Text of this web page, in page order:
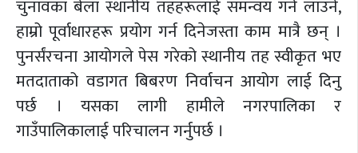
चुनावका बेला स्थानीय तहहरूलाई समन्वय गर्न लाउने,
हाम्रो पूर्वाधारहरू प्रयोग गर्न दिनेजस्ता काम मात्रै छन् ।
पुनर्संरचना आयोगले पेस गरेको स्थानीय तह स्वीकृत भए
मतदाताको वडागत बिबरण निर्वाचन आयोग लाई दिनु
पर्छ । यसका लागी हामीले नगरपालिका र
गाउँपालिकालाई परिचालन गर्नुपर्छ ।